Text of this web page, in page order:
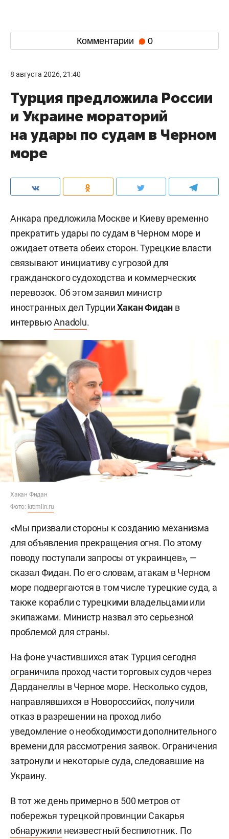
Комментарии 0
8 августа 2026, 21:40
Турция предложила России
и Украине мораторий
на удары по судам в Черном
море
Анкара предложила Москве и Киеву временно
прекратить удары по судам в Черном море и
ожидает ответа обеих сторон. Турецкие власти
связывают инициативу с угрозой для
гражданского судоходства и коммерческих
перевозок. Об этом заявил министр
иностранных дел ТурцииХакан Фидан в
интервьюAnadolu.
Хакан Фидан
Фото: kremlin.ru
«Мы призвали стороны к созданию механизма
для объявления прекращения огня. По этому
поводу поступали запросы от украинцев», —
сказал Фидан. По его словам, атакам в Черном
море подвергаются в том числе турецкие суда, а
также корабли с турецкими владельцами или
экипажами. Министр назвал это серьезной
проблемой для страны.
На фоне участившихся атак Турция сегодня
ограничила проход части торговых судов через
Дарданеллы в Черное море. Несколько судов,
направлявшихся в Новороссийск, получили
отказ в разрешении на проход либо
уведомление о необходимости дополнительного
времени для рассмотрения заявок. Ограничения
затронули и некоторые суда, следовавшие на
Украину.
В тот же день примерно в 500 метров от
побережья турецкой провинции Сакарья
обнаружили неизвестный беспилотник. По